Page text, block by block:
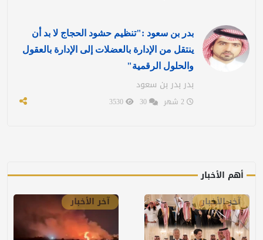
بدر بن سعود :"تنظيم حشود الحجاج لا بد أن
ينتقل من الإدارة بالعضلات إلى الإدارة بالعقول
والحلول الرقمية"
بدر بدر بن سعود
أهم الأخبار
آخر الأخبار
آخر الأخبار